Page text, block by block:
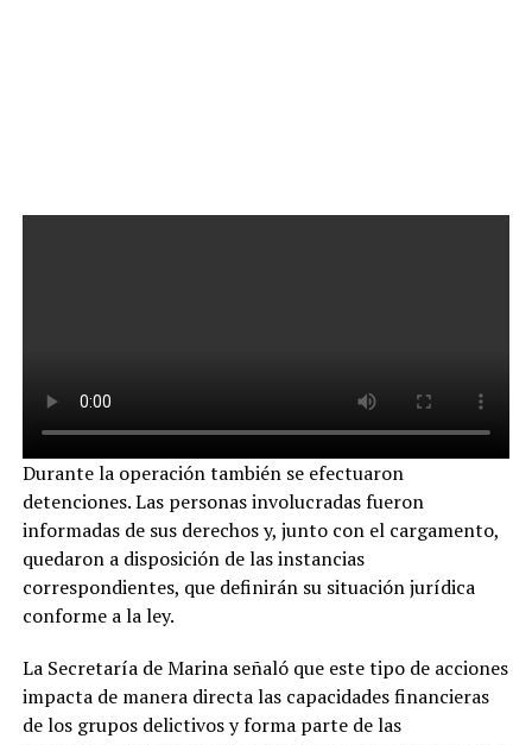
Durante la operación también se efectuaron
detenciones. Las personas involucradas fueron
informadas de sus derechos y, junto con el cargamento,
quedaron a disposición de las instancias
correspondientes, que definirán su situación jurídica
conforme a la ley.
La Secretaría de Marina señaló que este tipo de acciones
impacta de manera directa las capacidades financieras
de los grupos delictivos y forma parte de las